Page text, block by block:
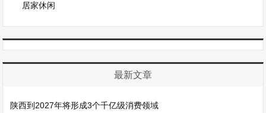
居家休闲
最新文章
陕西到2027年将形成3个千亿级消费领域